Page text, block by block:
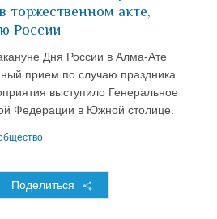
торжественном акте,
России
Дня России в Алма-Ате
прием по случаю праздника.
выступило Генеральное
Федерации в Южной столице.
Поделиться